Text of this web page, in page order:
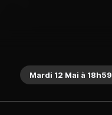
Mardi 12 Mai à 18h59